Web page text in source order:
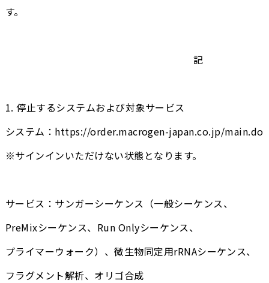
す。
記
1. 停止するシステムおよび対象サービス
システム：https://order.macrogen-japan.co.jp/main.do
※サインインいただけない状態となります。
サービス：サンガーシーケンス（一般シーケンス、
PreMixシーケンス、Run Onlyシーケンス、
プライマーウォーク）、微生物同定用rRNAシーケンス、
フラグメント解析、オリゴ合成